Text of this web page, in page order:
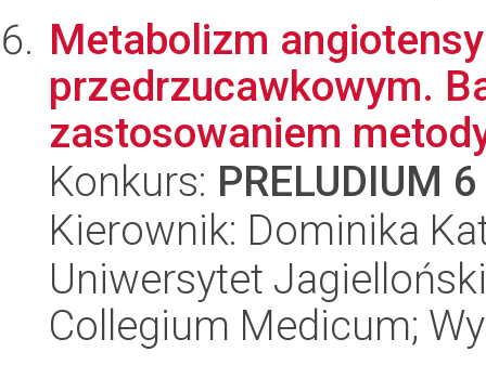
Metabolizm
przedrzucawkowym.
zastosowaniem
Konkurs: PRELUDIUM 6
Kierownik: Dominika
Uniwersytet
Collegium Medicum;